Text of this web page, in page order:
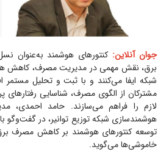
جوان آنلاین: کنتور‌های هوشمند به‌عنوان
برق، نقش مهمی در مدیریت مصرف، کاهش
شبکه ایفا می‌کنند و با ثبت و تحلیل مستمر
مشترکان از الگوی مصرف، شناسایی
لازم را فراهم می‌سازند. حامد احمدی،
هوشمندسازی شبکه توزیع توانیر، در گفت‌و‌گو
توسعه کنتور‌های هوشمند بر کاهش مصرف
خاموشی‌ها می‌گوید.